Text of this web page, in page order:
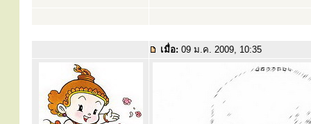
เมื่อ: 09 ม.ค. 2009, 10:35